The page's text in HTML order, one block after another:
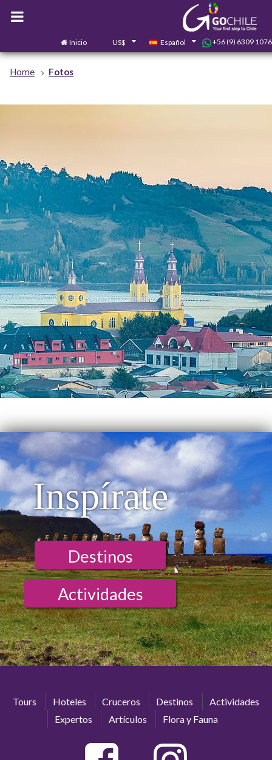
Inicio US$ Español +56 (9) 6309 1076
Home Fotos
Inspírate
Destinos
Actividades
Tours Hoteles Cruceros Destinos
Actividades
Expertos
Artículos Flora y Fauna